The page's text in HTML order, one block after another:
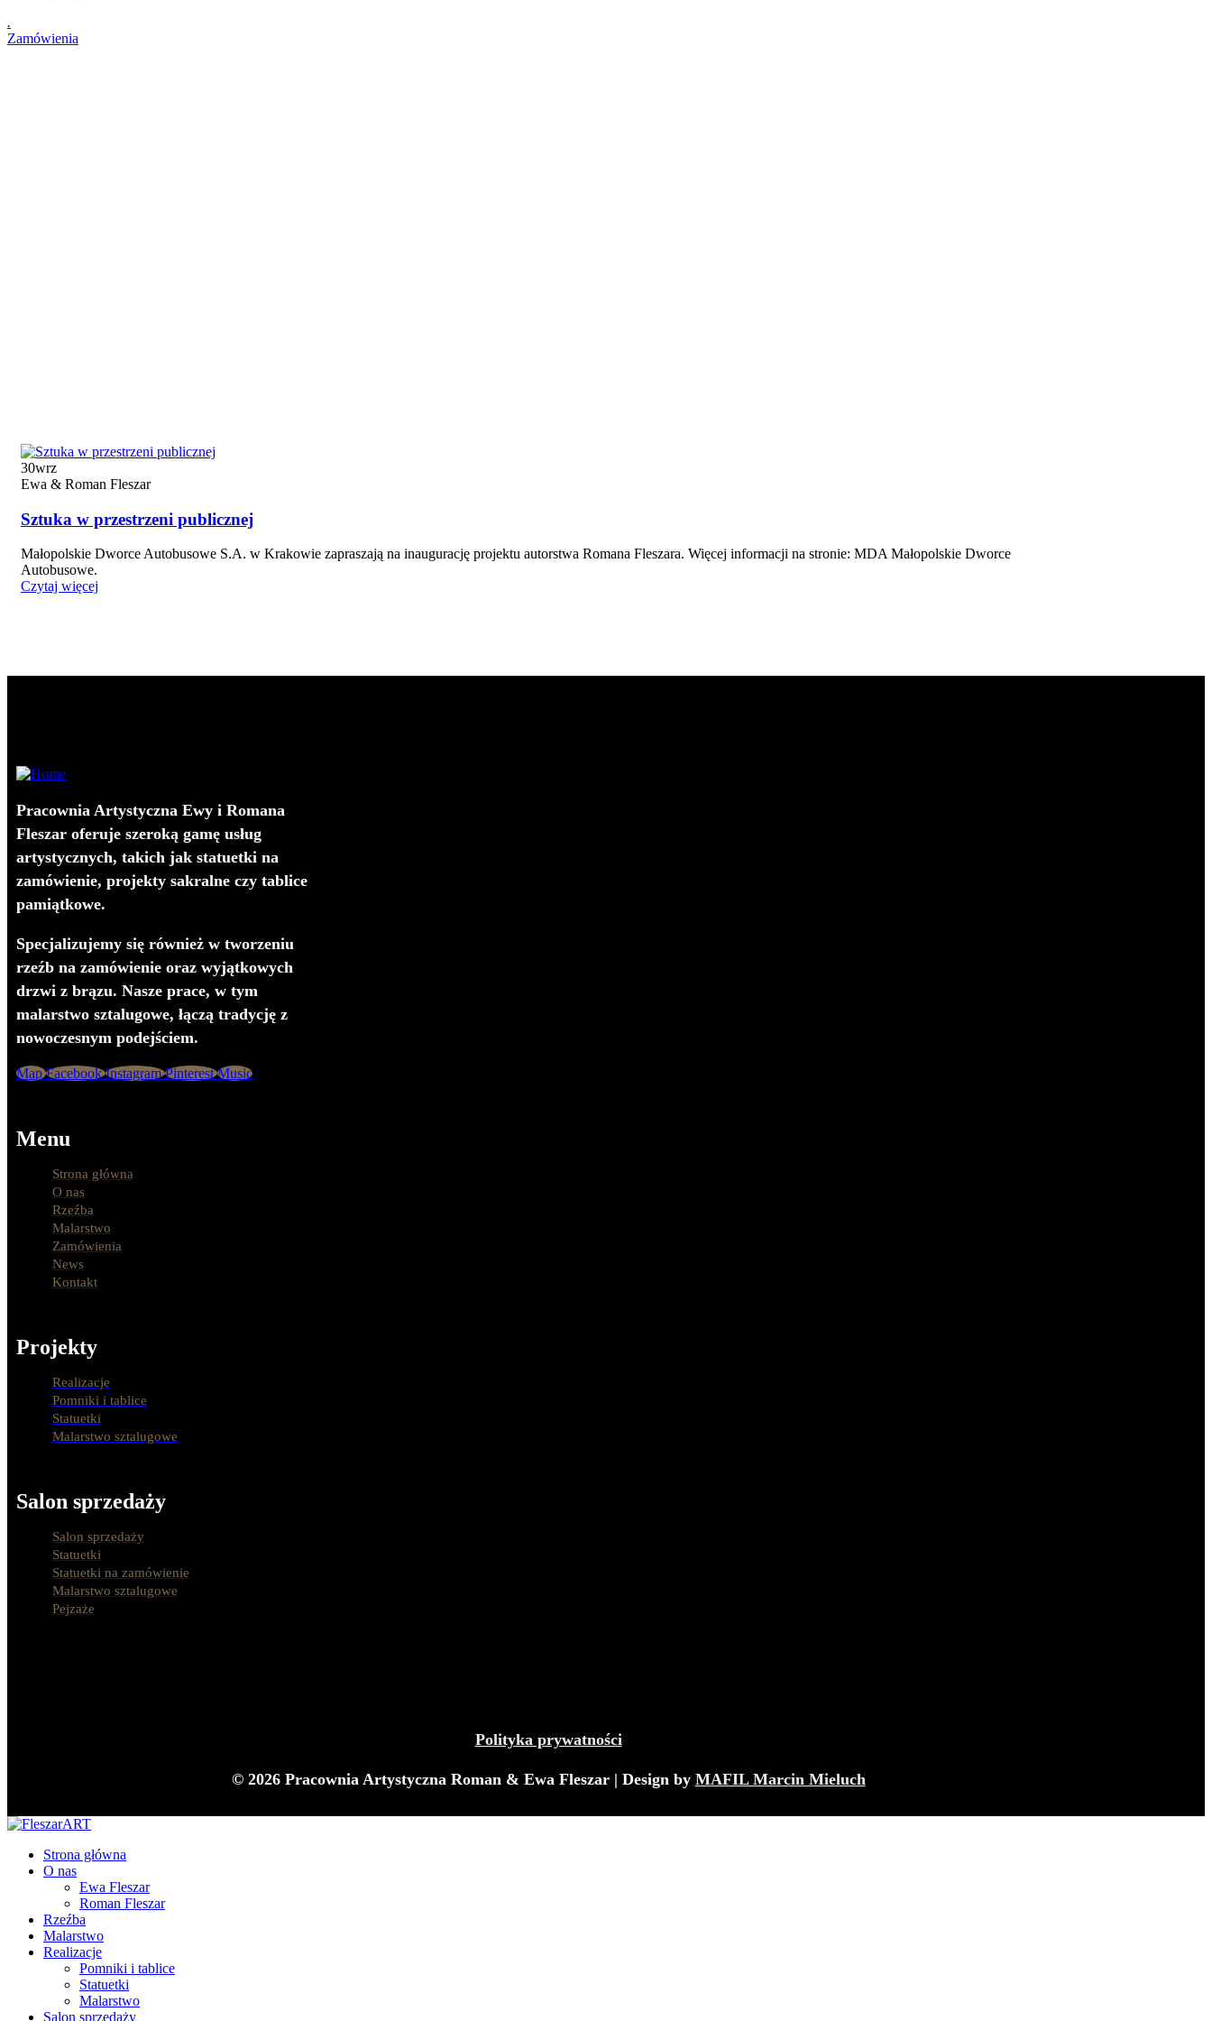
.
Zamówienia
30wrz
Ewa & Roman Fleszar
Sztuka w przestrzeni publicznej
Małopolskie Dworce Autobusowe S.A. w Krakowie zapraszają na inaugurację projektu autorstwa Romana Fleszara. Więcej informacji na stronie: MDA Małopolskie Dworce
Autobusowe.
Czytaj więcej
Pracownia Artystyczna Ewy i Romana
Fleszar oferuje szeroką gamę usług
artystycznych, takich jak statuetki na
zamówienie, projekty sakralne czy tablice
pamiątkowe.
Specjalizujemy się również w tworzeniu
rzeźb na zamówienie oraz wyjątkowych
drzwi z brązu. Nasze prace, w tym
malarstwo sztalugowe, łączą tradycję z
nowoczesnym podejściem.
Map Facebook Instagram Pinterest Music
Menu
Strona główna
O nas
Rzeźba
Malarstwo
Zamówienia
News
Kontakt
Projekty
Realizacje
Pomniki i tablice
Statuetki
Malarstwo sztalugowe
Salon sprzedaży
Salon sprzedaży
Statuetki
Statuetki na zamówienie
Malarstwo sztalugowe
Pejzaże
Polityka prywatności
© 2026 Pracownia Artystyczna Roman & Ewa Fleszar | Design by MAFIL Marcin Mieluch
Strona główna
O nas
Ewa Fleszar
Roman Fleszar
Rzeźba
Malarstwo
Realizacje
Pomniki i tablice
Statuetki
Malarstwo
Salon sprzedaży